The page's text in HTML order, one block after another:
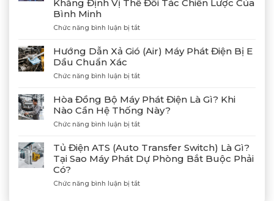
4
Phát
MGS2300R
Cảng
Khẳng Định Vị Thế Đối Tác Chiến Lược Của
Bình Minh
Chức năng bình luận bị tắtở
Gỡ
Và
Nối
Tác
Cùng
Tân
Giám
Mitsubishi
Heavy
Industries
Khẳng
Hướng Dẫn Xả Gió (Air) Máy Phát Điện Bị E
Dầu Chuẩn Xác
Chức năng bình luận bị tắtở
Dẫn
Xả
Gió
(Air)
Phát
Bị
Dầu
Hòa Đồng Bộ Máy Phát Điện Là Gì? Khi
Nào Cần Hệ Thống Này?
Chức năng bình luận bị tắtở
Đồng
Bộ
Máy
Điện
Tủ Điện ATS (Auto Transfer Switch) Là Gì?
Tại Sao Máy Phát Dự Phòng Bắt Buộc Phải
Có?
Chức năng bình luận bị tắtở